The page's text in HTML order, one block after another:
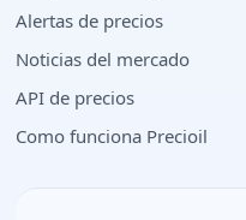
Alertas de precios
Noticias del mercado
API de precios
Como funciona Precioil